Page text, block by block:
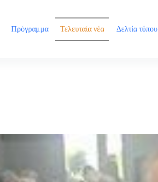
Πρόγραμμα Τελευταία νέα Δελτία τύπου